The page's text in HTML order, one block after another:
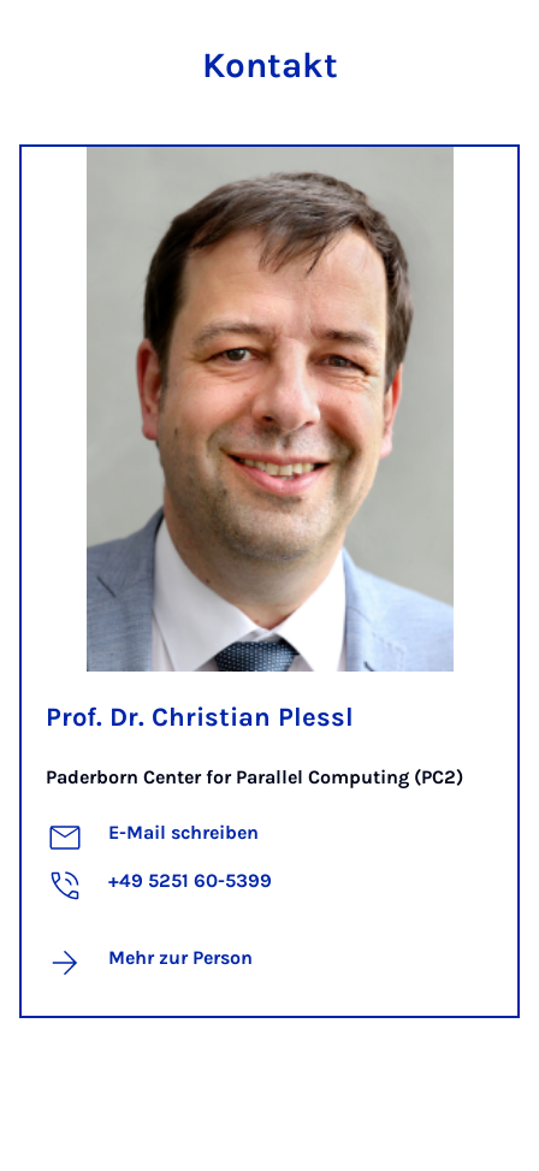
Kontakt
Prof. Dr. Christian Plessl
Paderborn Center for Parallel Computing (PC2)
E-Mail schreiben
+49 5251 60-5399
Mehr zur Person